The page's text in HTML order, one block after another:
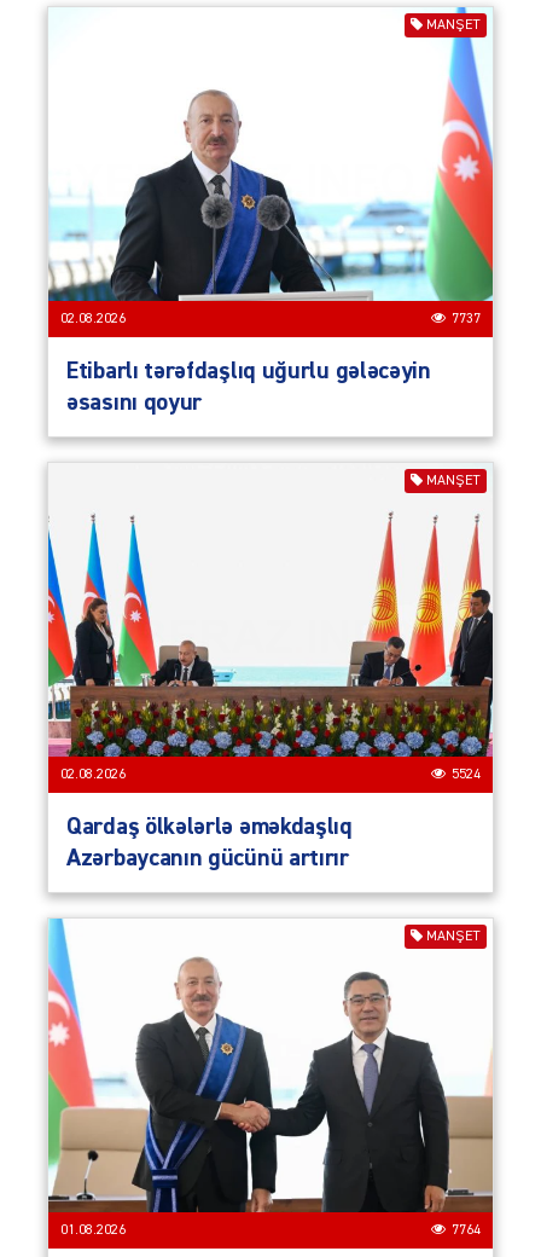
MANŞET
02.08.2026 7737
Etibarlı tərəfdaşlıq uğurlu gələcəyin
əsasını qoyur
MANŞET
02.08.2026 5524
Qardaş ölkələrlə əməkdaşlıq
Azərbaycanın gücünü artırır
MANŞET
01.08.2026 7764